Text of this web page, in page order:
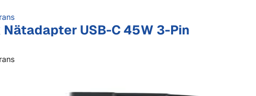
USB-C 45W 3-Pin